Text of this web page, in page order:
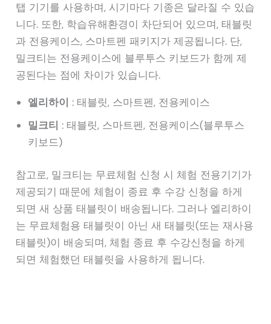
탭 기기를 사용하며, 시기마다 기종은 달라질 수 있습
니다. 또한, 학습유해환경이 차단되어 있으며, 태블릿
과 전용케이스, 스마트펜 패키지가 제공됩니다. 단,
밀크티는 전용케이스에 블루투스 키보드가 함께 제
공된다는 점에 차이가 있습니다.
엘리하이 : 태블릿, 스마트펜, 전용케이스
밀크티 : 태블릿, 스마트펜, 전용케이스(블루투스
키보드)
참고로, 밀크티는 무료체험 신청 시 체험 전용기기가
제공되기 때문에 체험이 종료 후 수강 신청을 하게
되면 새 상품 태블릿이 배송됩니다. 그러나 엘리하이
는 무료체험용 태블릿이 아닌 새 태블릿(또는 재사용
태블릿)이 배송되며, 체험 종료 후 수강신청을 하게
되면 체험했던 태블릿을 사용하게 됩니다.